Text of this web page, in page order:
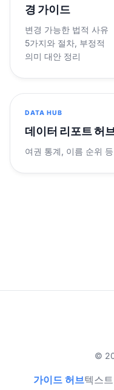
경 가이드
변경 가능한 법적 사유
5가지와 절차, 부정적
의미 대안 정리
DATA HUB
데이터 리포트 허
여권 통계, 이름 순위
©
가이드 허브텍스